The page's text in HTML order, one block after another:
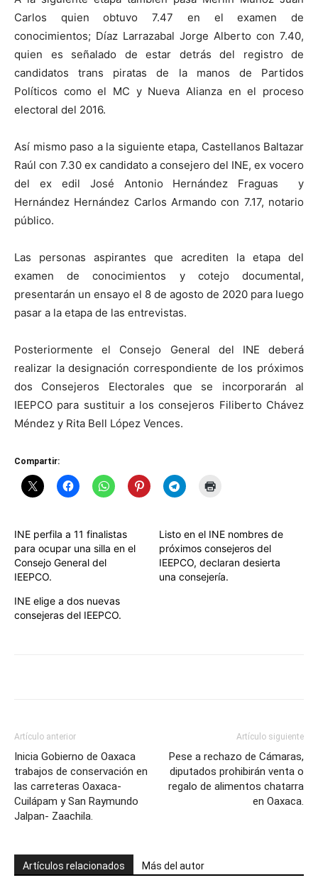
Carlos quien obtuvo 7.47 en el examen de
conocimientos; Díaz Larrazabal Jorge Alberto con 7.40,
quien es señalado de estar detrás del registro de
candidatos trans piratas de la manos de Partidos
Políticos como el MC y Nueva Alianza en el proceso
electoral del 2016.
Así mismo paso a la siguiente etapa, Castellanos Baltazar
Raúl con 7.30 ex candidato a consejero del INE, ex vocero
del ex edil José Antonio Hernández Fraguas y
Hernández Hernández Carlos Armando con 7.17, notario
público.
Las personas aspirantes que acrediten la etapa del
examen de conocimientos y cotejo documental,
presentarán un ensayo el 8 de agosto de 2020 para luego
pasar a la etapa de las entrevistas.
Posteriormente el Consejo General del INE deberá
realizar la designación correspondiente de los próximos
dos Consejeros Electorales que se incorporarán al
IEEPCO para sustituir a los consejeros Filiberto Chávez
Méndez y Rita Bell López Vences.
Compartir:
INE perfila a 11 finalistas
para ocupar una silla en el
Consejo General del
IEEPCO.
Listo en el INE nombres de
próximos consejeros del
IEEPCO, declaran desierta
una consejería.
INE elige a dos nuevas
consejeras del IEEPCO.
Artículo anterior
Inicia Gobierno de Oaxaca
trabajos de conservación en
las carreteras Oaxaca-
Cuilápam y San Raymundo
Jalpan- Zaachila.
Artículo siguiente
Pese a rechazo de Cámaras,
diputados prohibirán venta o
regalo de alimentos chatarra
en Oaxaca.
Artículos relacionados Más del autor